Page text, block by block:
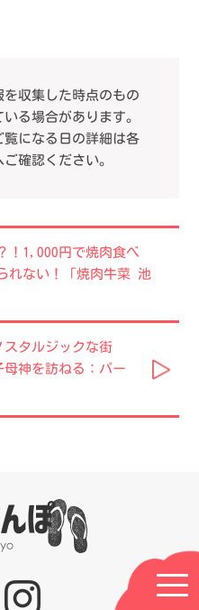
収集した時点のもの
る場合があります。
になる日の詳細は各
確認ください。
！1,000円で焼肉食べ
れない！「焼肉牛菜 池
スタルジックな街
母神を訪ねる：パー